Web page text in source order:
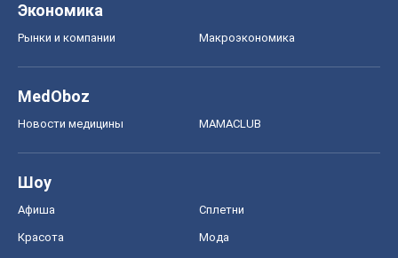
Экономика
Рынки и компании Mакроэкономика
MedOboz
Новости медицины MAMACLUB
Шоу
Афиша Сплетни
Красота Мода